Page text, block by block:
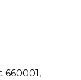
660001,